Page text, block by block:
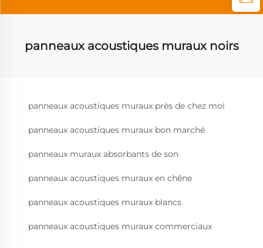
panneaux acoustiques muraux noirs
panneaux acoustiques muraux près de chez moi
panneaux acoustiques muraux bon marché
panneaux muraux absorbants de son
panneaux acoustiques muraux en chêne
panneaux acoustiques muraux blancs
panneaux acoustiques muraux commerciaux